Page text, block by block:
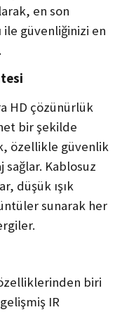
en son
ile güvenliğinizi en
HD çözünürlük
bir şekilde
özellikle güvenlik
sağlar. Kablosuz
düşük ışık
sunarak her
biri
IR